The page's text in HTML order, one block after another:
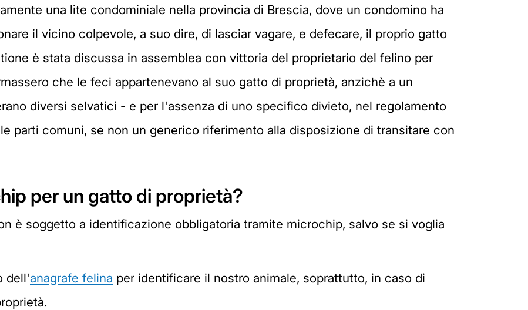
una lite condominiale nella provincia di Brescia, dove un condomino ha
il vicino colpevole, a suo dire, di lasciar vagare, e defecare, il proprio gatto
è stata discussa in assemblea con vittoria del proprietario del felino per
che le feci appartenevano al suo gatto di proprietà, anzichè a un
diversi selvatici - e per l'assenza di uno specifico divieto, nel regolamento
parti comuni, se non un generico riferimento alla disposizione di transitare con
per un gatto di proprietà?
è soggetto a identificazione obbligatoria tramite microchip, salvo se si voglia
dell'anagrafe felina per identificare il nostro animale, soprattutto, in caso di